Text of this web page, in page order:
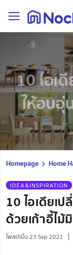
10 ไอเ
ให้อบอุ่
Homepage Home
IDEA&INSPIRATION
10 ไอเดียเ
ด้วยเก้าอี้ไม้
โพสต์เมื่อ 23 Sep 2021